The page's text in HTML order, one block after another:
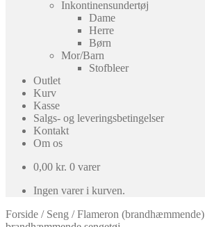
Inkontinensundertøj
Dame
Herre
Børn
Mor/Barn
Stofbleer
Outlet
Kurv
Kasse
Salgs- og leveringsbetingelser
Kontakt
Om os
0,00 kr. 0 varer
Ingen varer i kurven.
Forside / Seng /Flameron (brandhæmmende)